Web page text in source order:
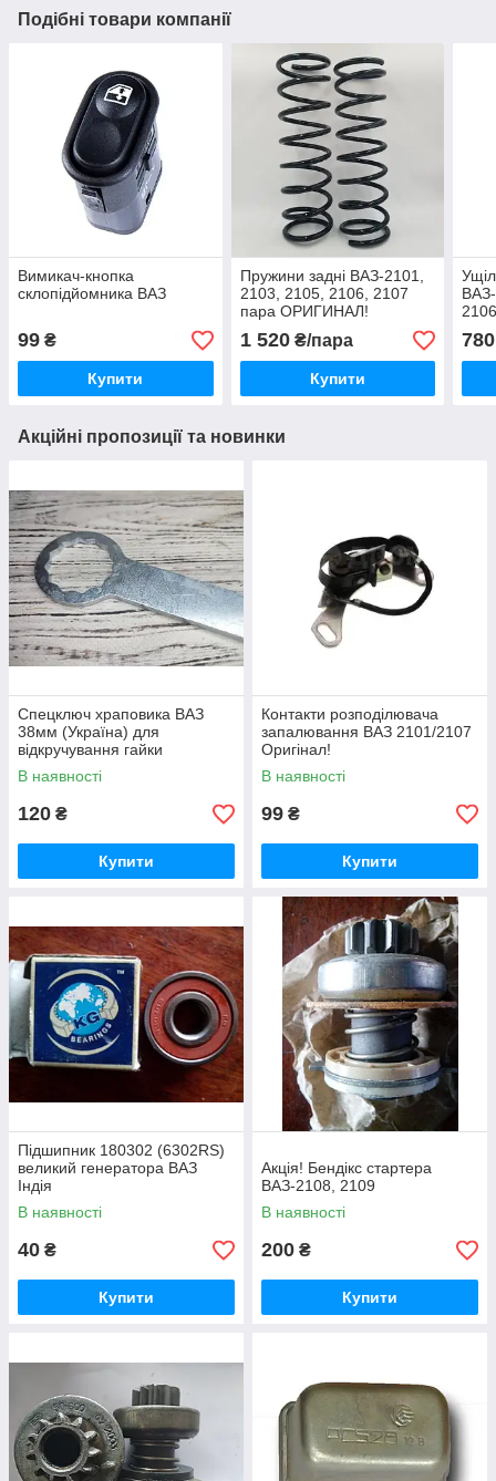
Подібні товари компанії
Вимикач-кнопка
склопідйомника ВАЗ
99 ₴
Купити
Пружини задні ВАЗ-2101,
2103, 2105, 2106, 2107
пара ОРИГИНАЛ!
1 520₴/пара
Купити
780
Акційні пропозиції та новинки
Спецключ храповика ВАЗ
38мм (Україна) для
відкручування гайки
колінвалу 2101-07
В наявності
120 ₴
Купити
Контакти розподілювача
запалювання ВАЗ 2101/2107
Оригінал!
В наявності
99 ₴
Купити
Підшипник 180302 (6302RS)
великий генератора ВАЗ
Індія
В наявності
40 ₴
Купити
Акція! Бендікс стартера
ВАЗ-2108, 2109
В наявності
200 ₴
Купити